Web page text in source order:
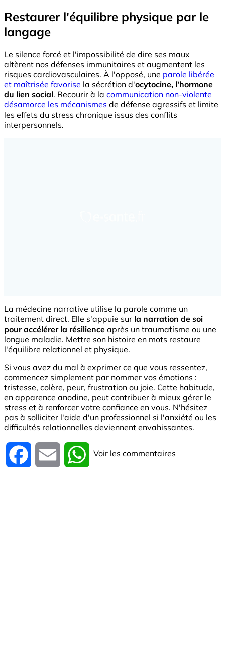
Restaurer l'équilibre physique par le
langage
Le silence forcé et l'impossibilité de dire ses maux
altèrent nos défenses immunitaires et augmentent les
risques cardiovasculaires. À l'opposé, une parole libérée
et maîtrisée favorise la sécrétion d'ocytocine, l'hormone
du lien social. Recourir à la communication non-violente
désamorce les mécanismes de défense agressifs et limite
les effets du stress chronique issus des conflits
interpersonnels.
La médecine narrative utilise la parole comme un
traitement direct. Elle s'appuie sur la narration de soi
pour accélérer la résilience après un traumatisme ou une
longue maladie. Mettre son histoire en mots restaure
l'équilibre relationnel et physique.
Si vous avez du mal à exprimer ce que vous ressentez,
commencez simplement par nommer vos émotions :
tristesse, colère, peur, frustration ou joie. Cette habitude,
en apparence anodine, peut contribuer à mieux gérer le
stress et à renforcer votre confiance en vous. N'hésitez
pas à solliciter l'aide d'un professionnel si l'anxiété ou les
difficultés relationnelles deviennent envahissantes.
Facebook Email WhatsApp
Voir les commentaires